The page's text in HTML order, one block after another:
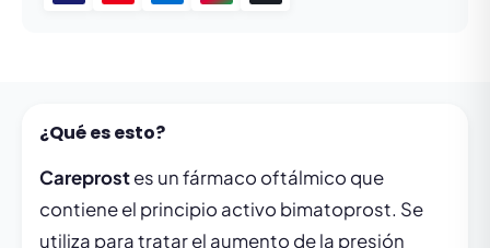
¿Qué es esto?
Careprostes un fármaco oftálmico que
contiene el principio activo bimatoprost. Se
utiliza para tratar el aumento de la presión